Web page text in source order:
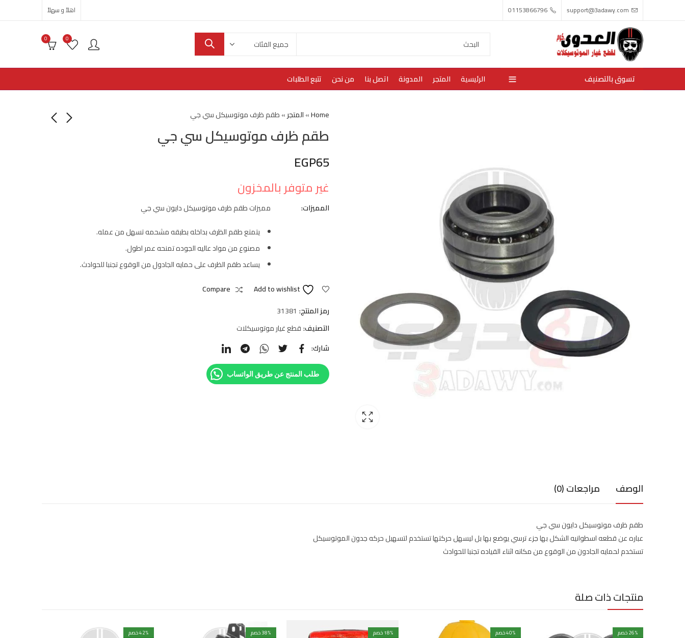
support@3adawy.com
01153866796 اهلاً و سهلاً
0
0
تسوق بالتصنيف الرئيسية المتجر المدونة اتصل بنا من نحن تتبع الطلبات
Home
»المتجر»طقم ظرف موتوسيكل سي جي
طقم ظرف موتوسيكل سي جي
EGP65
غير متوفر بالمخزون
المميزات:
مميزات طقم ظرف موتوسيكل دايون سي جي
يتمتع طقم الظرف بداخله بطبقه مشحمه تسهل من عمله.
مصنوع من مواد عاليه الجوده تمنحه عمر اطول.
يساعد طقم الظرف على حمايه الجادول من الوقوع تجنبا للحوادث.
Add to wishlist
Compare
رمز المنتج: 31381
التصنيف:قطع غيار موتوسيكلات
شارك:
طلب المنتج عن طريق الواتساب
الوصف مراجعات (0)
طقم ظرف موتوسيكل دايون سي جي
عباره عن قطعه اسطوانيه الشكل بها جزء ترسي يوضع بها بل ليسهل حركتها تستخدم لتسهيل حركه جدون الموتوسيكل
تستخدم لحمايه الجادون من الوقوع من مكانه اثناء القياده تجنبا للحوادث
منتجات ذات صلة
26% خصم
40% خصم 18% خصم 38% خصم
42% خصم